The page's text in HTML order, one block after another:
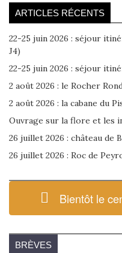
ARTICLES RÉCENTS
22-25 juin 2026 : séjour
J4)
22-25 juin 2026 : séjour
2 août 2026 : le Rocher
2 août 2026 : la cabane du
Ouvrage sur la flore et les
26 juillet 2026 : château de
26 juillet 2026 : Roc de
Bientôt le
BRÈVES